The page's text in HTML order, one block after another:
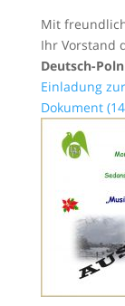
Mit
Ihr Vorstand
Deutsch-
Einladung
Dokument